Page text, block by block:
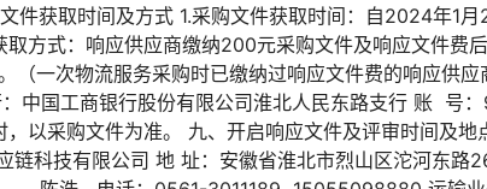
件获取时间及方式 1.采购文件获取时间：自2024年1
方式：响应供应商缴纳200元采购文件及响应文件费
（一次物流服务采购时已缴纳过响应文件费的响应供应
中国工商银行股份有限公司淮北人民东路支行 账 号
以采购文件为准。 九、开启响应文件及评审时间及地
科技有限公司 地 址：安徽省淮北市烈山区沱河东路